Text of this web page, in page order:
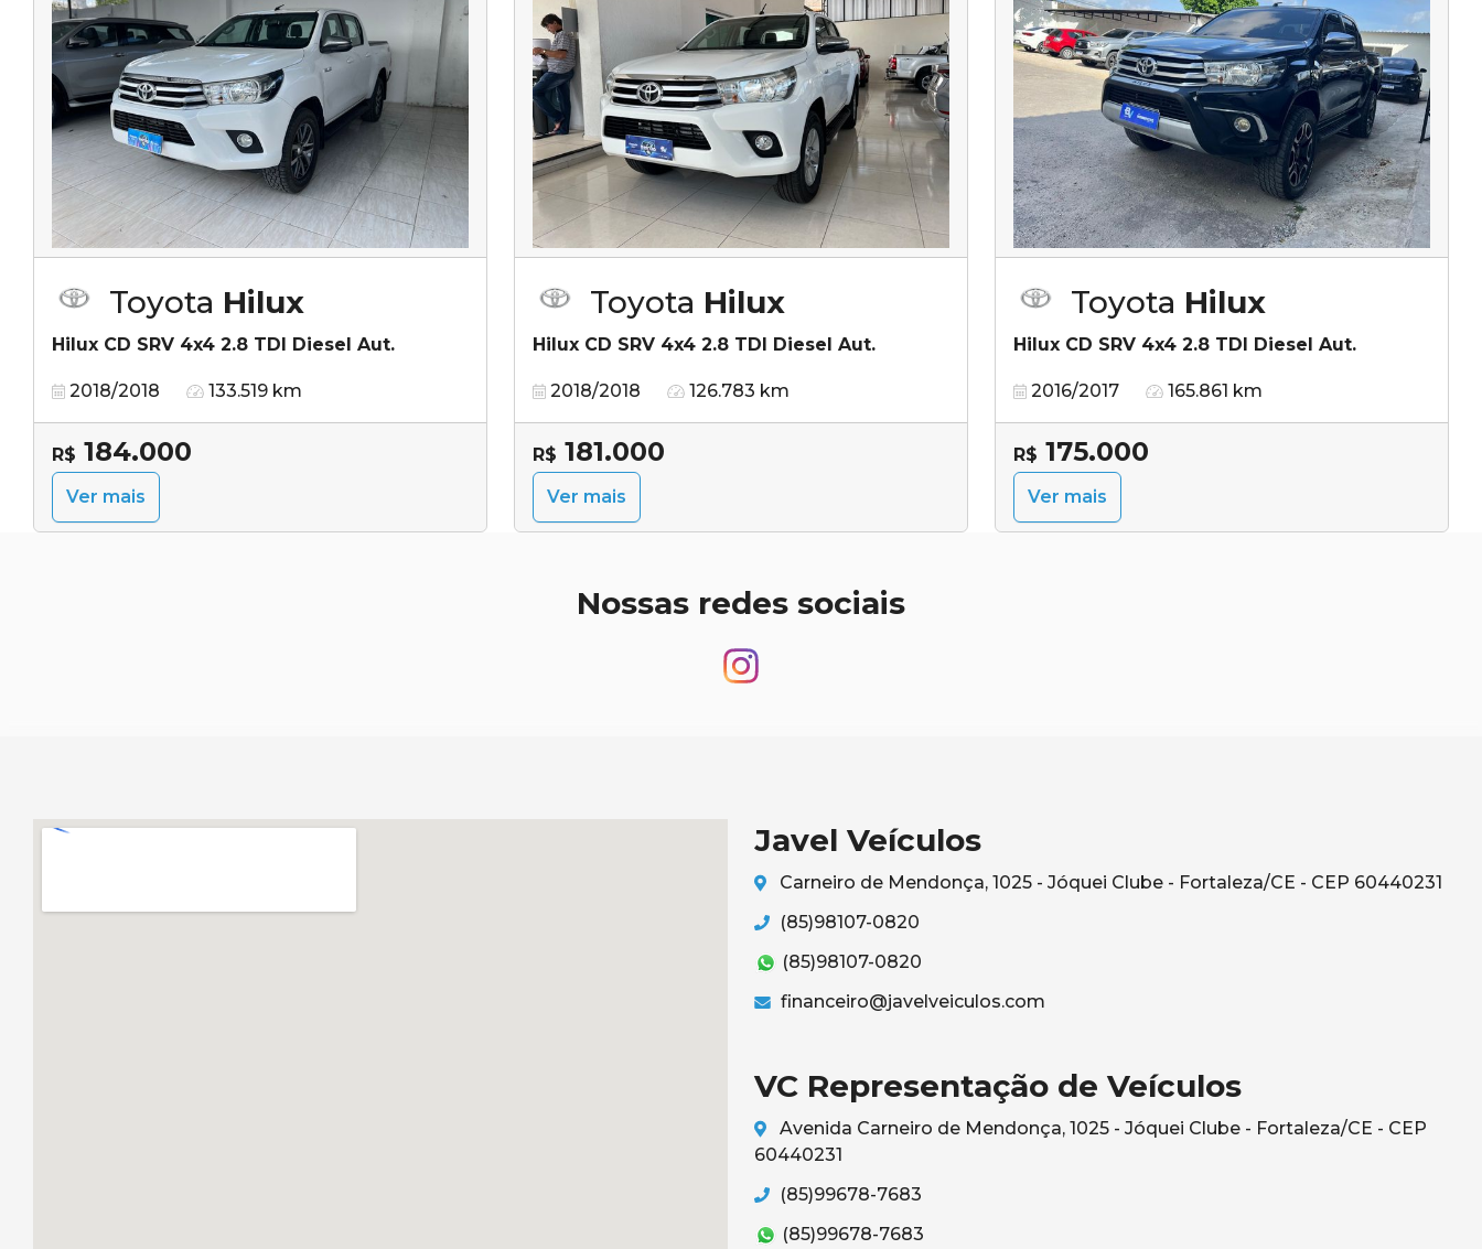
Toyota Hilux
Hilux CD SRV 4x4 2.8 TDI Diesel Aut.
2018/2018 133.519 km
R$ 184.000
Ver mais
Toyota Hilux
Hilux CD SRV 4x4 2.8 TDI Diesel Aut.
2018/2018 126.783 km
R$ 181.000
Ver mais
Toyota Hilux
Hilux CD SRV 4x4 2.8 TDI Diesel Aut.
2016/2017 165.861 km
R$ 175.000
Ver mais
Nossas redes sociais
Javel Veículos
Carneiro de Mendonça, 1025 - Jóquei Clube - Fortaleza/CE - CEP 60440231
(85)98107-0820
(85)98107-0820
financeiro@javelveiculos.com
VC Representação de Veículos
Avenida Carneiro de Mendonça, 1025 - Jóquei Clube - Fortaleza/CE - CEP
60440231
(85)99678-7683
(85)99678-7683